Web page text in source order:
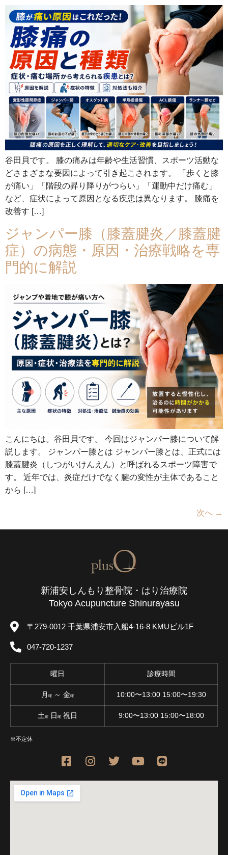
谷田貝です。 膝の痛みは年齢や生活習慣、スポーツ活動な
どさまざまな要因によって引き起こされます。 「歩くと膝
が痛い」「階段の昇り降りがつらい」「運動中だけ痛む」
など、症状によって原因となる疾患は異なります。 膝痛を
改善す […]
ジャンパー膝（膝蓋腱炎／膝蓋腱
症）の病態・原因・治療戦略を専
門的に解説
こんにちは。谷田貝です。 今回はジャンパー膝について解
説します。 ジャンパー膝とは ジャンパー膝とは、正式には
膝蓋腱炎（しつがいけんえん）と呼ばれるスポーツ障害で
す。 近年では、炎症だけでなく腱の変性が主体であること
から […]
次へ →
新浦安しんもり整骨院・はり治療院
Tokyo Acupuncture Shinurayasu
〒279-0012 千葉県浦安市入船4-16-8 KMUビル1F
047-720-1237
曜日 診療時間
月 曜 ～ 金 曜 10:00〜13:00 15:00〜19:30
土曜 日 曜 祝日 9:00〜13:00 15:00〜18:00
※不定休